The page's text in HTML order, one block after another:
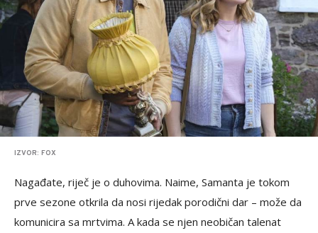
IZVOR: FOX
Nagađate, riječ je o duhovima. Naime, Samanta je tokom
prve sezone otkrila da nosi rijedak porodični dar – može da
komunicira sa mrtvima. A kada se njen neobičan talenat